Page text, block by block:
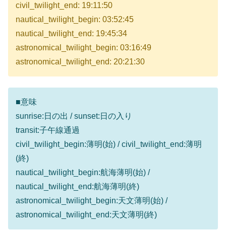
civil_twilight_end: 19:11:50
nautical_twilight_begin: 03:52:45
nautical_twilight_end: 19:45:34
astronomical_twilight_begin: 03:16:49
astronomical_twilight_end: 20:21:30
■意味
sunrise:日の出 / sunset:日の入り
transit:子午線通過
civil_twilight_begin:薄明(始) / civil_twilight_end:薄明
(終)
nautical_twilight_begin:航海薄明(始) /
nautical_twilight_end:航海薄明(終)
astronomical_twilight_begin:天文薄明(始) /
astronomical_twilight_end:天文薄明(終)